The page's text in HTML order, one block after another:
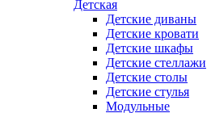
Детская
Детские диваны
Детские кровати
Детские шкафы
Детские стеллажи
Детские столы
Детские стулья
Модульные